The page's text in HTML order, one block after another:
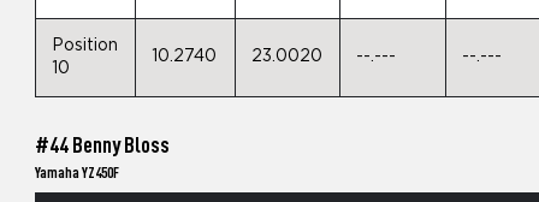
Position
10
10.2740 23.0020 --.--- --.---
#44 Benny Bloss
Yamaha YZ450F